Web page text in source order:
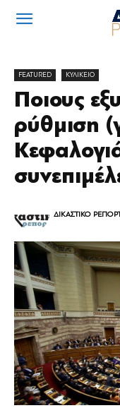
FEATURED ΚΥΛΙΚΕΙΟ
Ποιους
ρύθμιση
ΔΙΚΑΣΤΙΚΟ